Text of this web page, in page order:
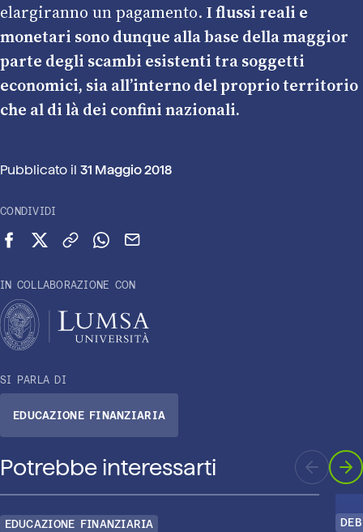
elargiranno un pagamento. I flussi reali e
monetari sono dunque alla base della maggior
parte degli scambi esistenti tra soggetti
economici, sia all’interno del proprio territorio
che al di là dei confini nazionali.
Pubblicato il 31 Maggio 2018
CONDIVIDI
Condividi su Facebook
Condividi su X (Twitter)
Copia link
Condividi su WhatsApp
Invia via email
IN COLLABORAZIONE CON
SI PARLA DI
EDUCAZIONE FINANZIARIA
Potrebbe interessarti
EDUCAZIONE FINANZIARIA